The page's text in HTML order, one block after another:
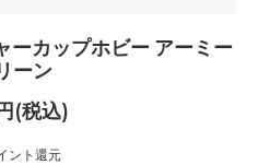
ーカップホビー アーミー
ーン
(税込)
ント還元